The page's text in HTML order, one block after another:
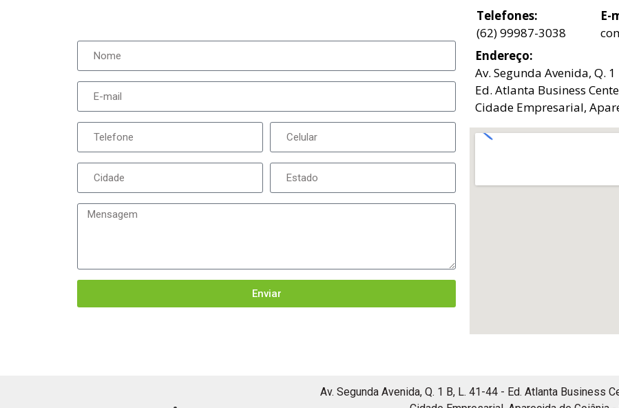
Enviar
Telefones:
(62) 99987-3038
E-
Endereço:
Av. Segunda Avenida, Q. 1
Ed. Atlanta Business
Cidade Empresarial,
Av. Segunda Avenida, Q. 1 B, L. 41-44 - Ed. Atlanta Business